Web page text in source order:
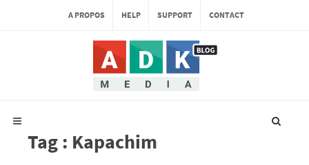
A PROPOS HELP SUPPORT CONTACT
Tag : Kapachim